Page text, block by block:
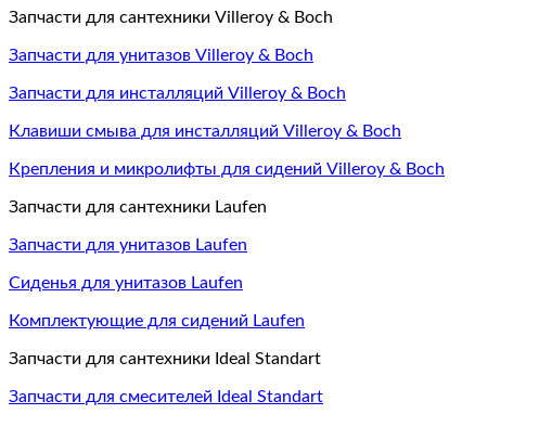
Запчасти для сантехники Villeroy & Boch
Запчасти для унитазов Villeroy & Boch
Запчасти для инсталляций Villeroy & Boch
Клавиши смыва для инсталляций Villeroy & Boch
Крепления и микролифты для сидений Villeroy & Boch
Запчасти для сантехники Laufen
Запчасти для унитазов Laufen
Сиденья для унитазов Laufen
Комплектующие для сидений Laufen
Запчасти для сантехники Ideal Standart
Запчасти для смесителей Ideal Standart